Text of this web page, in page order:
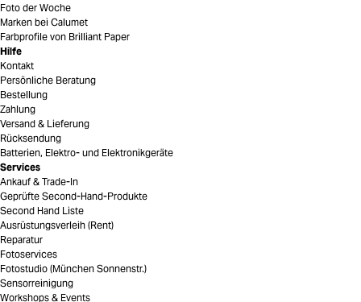
Foto der Woche
Marken bei Calumet
Farbprofile von Brilliant Paper
Hilfe
Kontakt
Persönliche Beratung
Bestellung
Zahlung
Versand & Lieferung
Rücksendung
Batterien, Elektro- und Elektronikgeräte
Services
Ankauf & Trade-In
Geprüfte Second-Hand-Produkte
Second Hand Liste
Ausrüstungsverleih (Rent)
Reparatur
Fotoservices
Fotostudio (München Sonnenstr.)
Sensorreinigung
Workshops & Events